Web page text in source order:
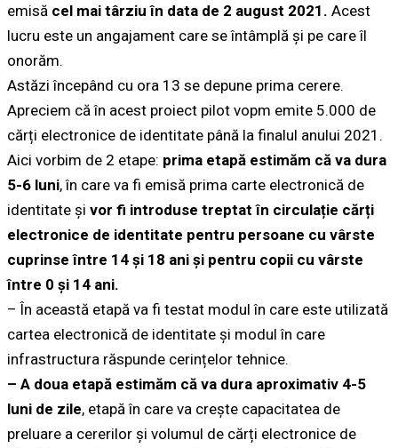
emisă cel mai târziu în data de 2 august 2021. Acest
lucru este un angajament care se întâmplă și pe care îl
onorăm.
Astăzi începând cu ora 13 se depune prima cerere.
Apreciem că în acest proiect pilot vopm emite 5.000 de
cărți electronice de identitate până la finalul anului 2021.
Aici vorbim de 2 etape: prima etapă estimăm că va dura
5-6 luni, în care va fi emisă prima carte electronică de
identitate și vor fi introduse treptat în circulație cărți
electronice de identitate pentru persoane cu vârste
cuprinse între 14 și 18 ani și pentru copii cu vârste
între 0 și 14 ani.
– În această etapă va fi testat modul în care este utilizată
cartea electronică de identitate și modul în care
infrastructura răspunde cerințelor tehnice.
– A doua etapă estimăm că va dura aproximativ 4-5
luni de zile, etapă în care va crește capacitatea de
preluare a cererilor și volumul de cărți electronice de